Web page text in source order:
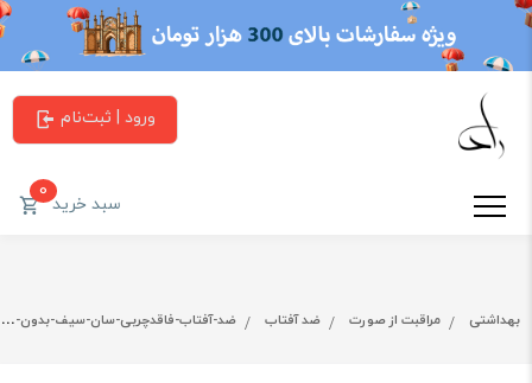
ورود | ثبت‌نام
سبد خرید0
بهداشتی مراقبت از صورت ضد آفتاب ضد-آفتاب-فاقدچربی-سان-سیف-بدون-رنگ